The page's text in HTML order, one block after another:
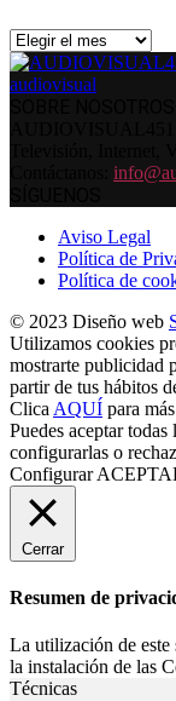
Archivos
Aviso Legal
Política de
Política de
© 2023 Diseño web
Utilizamos cookies
mostrarte publicidad
partir de tus hábitos
Clica AQUÍ para
Puedes aceptar
configurarlas o
Configurar
Cerrar
Resumen de
La utilización de
la instalación de las
Técnicas